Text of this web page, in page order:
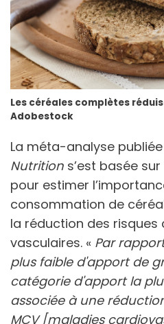
Les céréales complètes
Adobestock
La méta-analyse
Nutrition s’est basée
pour estimer
consommation de
la réduction des
vasculaires. « Par
plus faible d'apport de
catégorie d'apport la
associée à une
MCV [maladies